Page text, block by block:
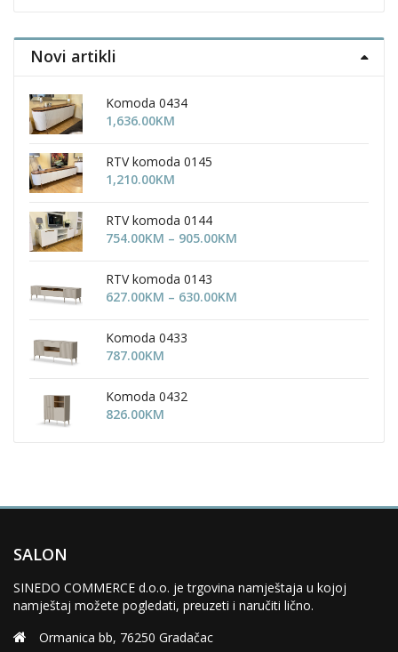
Novi artikli
Komoda 0434
1,636.00KM
RTV komoda 0145
1,210.00KM
RTV komoda 0144
754.00KM – 905.00KM
RTV komoda 0143
627.00KM – 630.00KM
Komoda 0433
787.00KM
Komoda 0432
826.00KM
SALON
SINEDO COMMERCE d.o.o. je trgovina namještaja u kojoj
namještaj možete pogledati, preuzeti i naručiti lično.
Ormanica bb, 76250 Gradačac